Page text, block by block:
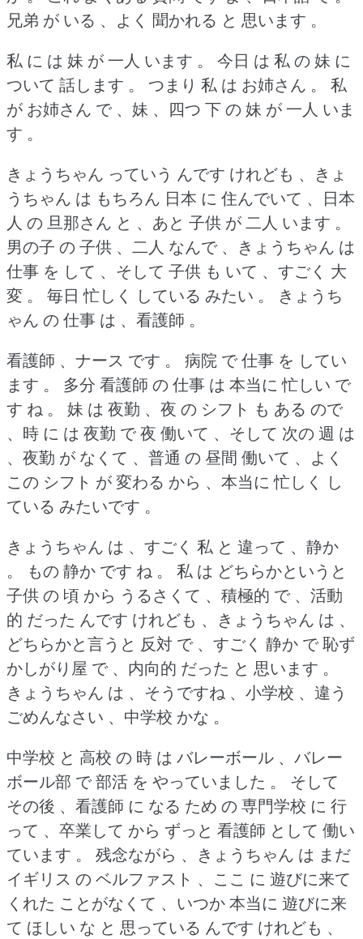
兄弟 が いる 、よく 聞かれる と 思います 。
私 に は 妹 が 一人 います 。
今日 は 私 の 妹 に
ついて 話します 。
つまり 私 は お姉さん 。
私
が お姉さん で 、妹 、四つ 下 の 妹 が 一人 いま
す 。
きょうちゃん っていう んです けれども 、きょ
うちゃん は もちろん 日本 に 住んでいて 、日本
人 の 旦那さん と 、あと 子供 が 二人 います 。
男の子 の 子供 、二人 なんで 、きょうちゃん は
仕事 を して 、そして 子供 も いて 、すごく 大
変 。
毎日 忙しく している みたい 。
きょうち
ゃん の 仕事 は 、看護師 。
看護師 、ナース です 。
病院 で 仕事 を してい
ます 。
多分 看護師 の 仕事 は 本当に 忙しい で
す ね 。
妹 は 夜勤 、夜 の シフト も ある ので
、時 に は 夜勤 で 夜 働いて 、そして 次の 週 は
、夜勤 が なくて 、普通 の 昼間 働いて 、よく
この シフト が 変わる から 、本当に 忙しく し
ている みたいです 。
きょうちゃん は 、すごく 私 と 違って 、静か
。
もの 静か です ね 。
私 は どちらかというと
子供 の 頃 から うるさくて 、積極的 で 、活動
的 だった んです けれども 、きょうちゃん は 、
どちらかと言うと 反対 で 、すごく 静か で 恥ず
かしがり屋 で 、内向的 だった と 思います 。
きょうちゃん は 、そうですね 、小学校 、違う
ごめんなさい 、中学校 かな 。
中学校 と 高校 の 時 は バレーボール 、バレー
ボール部 で 部活 を やっていました 。
そして
その後 、看護師 に なる ため の 専門学校 に 行
って 、卒業して から ずっと 看護師 として 働い
ています 。
残念ながら 、きょうちゃん は まだ
イギリス の ベルファスト 、ここ に 遊びに来て
くれた ことがなくて 、いつか 本当に 遊びに来
て ほしい な と 思っている んです けれども 、